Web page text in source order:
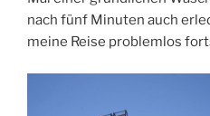
nach fünf Minuten auch
meine Reise problemlos